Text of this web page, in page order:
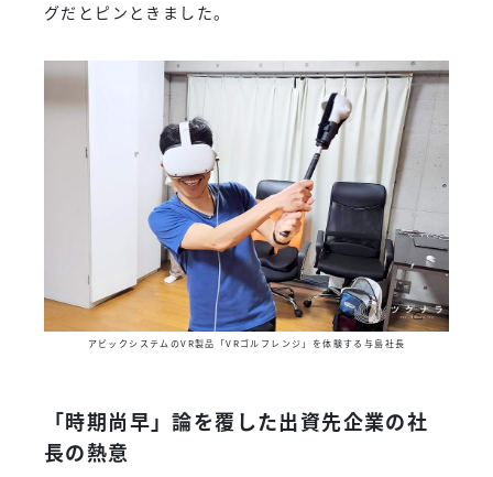
グだとピンときました。
アビックシステムのVR製品「VRゴルフレンジ」を体験する与島社長
「時期尚早」論を覆した出資先企業の社
長の熱意